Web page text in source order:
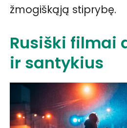
žmogiškąją stiprybę.
Rusiški filmai
ir santykius